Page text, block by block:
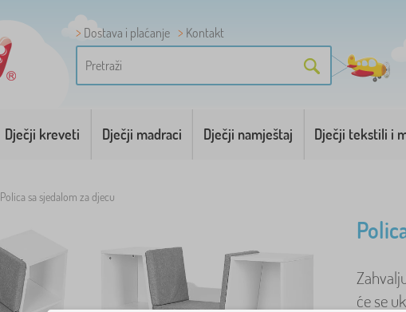
Dostava i plaćanje
Kontakt
Dječji kreveti Dječji madraci Dječji namještaj Dječji tekstili i
Polica sa sjedalom za djecu
će se